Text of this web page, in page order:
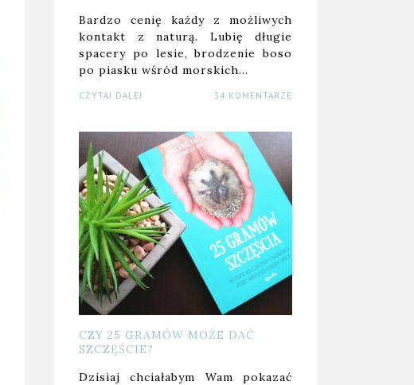
JAKA PIĘKNA ILUZJA
Bardzo cenię każdy z możliwych
kontakt z naturą. Lubię długie
spacery po lesie, brodzenie boso
po piasku wśród morskich…
CZYTAJ DALEJ 34 KOMENTARZE
CZY 25 GRAMÓW MOŻE DAĆ
SZCZĘŚCIE?
Dzisiaj chciałabym Wam pokazać